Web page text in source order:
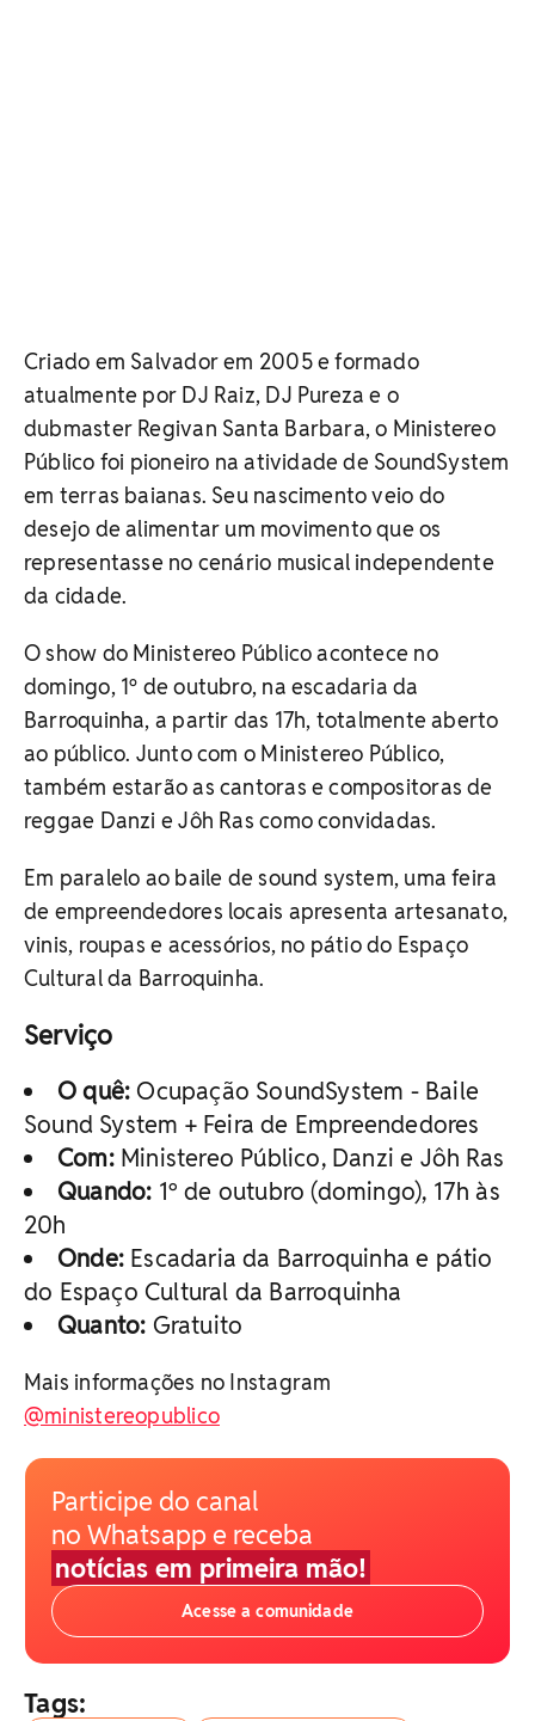
Criado em Salvador em 2005 e formado
atualmente por DJ Raiz, DJ Pureza e o
dubmaster Regivan Santa Barbara, o Ministereo
Público foi pioneiro na atividade de SoundSystem
em terras baianas. Seu nascimento veio do
desejo de alimentar um movimento que os
representasse no cenário musical independente
da cidade.
O show do Ministereo Público acontece no
domingo, 1º de outubro, na escadaria da
Barroquinha, a partir das 17h, totalmente aberto
ao público. Junto com o Ministereo Público,
também estarão as cantoras e compositoras de
reggae Danzi e Jôh Ras como convidadas.
Em paralelo ao baile de sound system, uma feira
de empreendedores locais apresenta artesanato,
vinis, roupas e acessórios, no pátio do Espaço
Cultural da Barroquinha.
Serviço
O quê:Ocupação SoundSystem - Baile
Sound System + Feira de Empreendedores
Com:Ministereo Público, Danzi e Jôh Ras
Quando: 1º de outubro (domingo), 17h às
20h
Onde: Escadaria da Barroquinha e pátio
do Espaço Cultural da Barroquinha
Quanto: Gratuito
Mais informações no Instagram
@ministereopublico
Participe do canal
no Whatsapp e receba
notícias em primeira mão!
Acesse a comunidade
Tags: